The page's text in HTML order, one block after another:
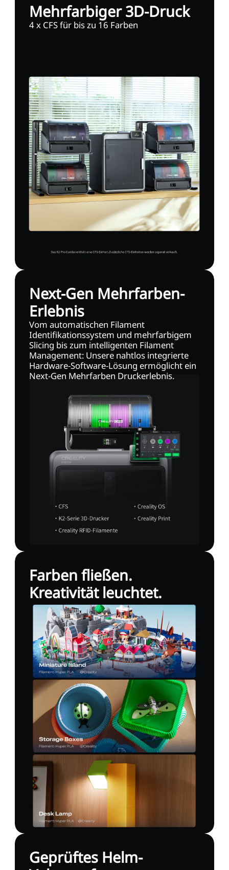
Mehrfarbiger 3D-Druck
4 x CFS für bis zu 16 Farben
Next-Gen Mehrfarben-
Erlebnis
Vom automatischen Filament
Identifikationssystem und mehrfarbigem
Slicing bis zum intelligenten Filament
Management: Unsere nahtlos integrierte
Hardware-Software-Lösung ermöglicht ein
Next-Gen Mehrfarben Druckerlebnis.
Farben fließen.
Kreativität leuchtet.
Geprüftes Helm-